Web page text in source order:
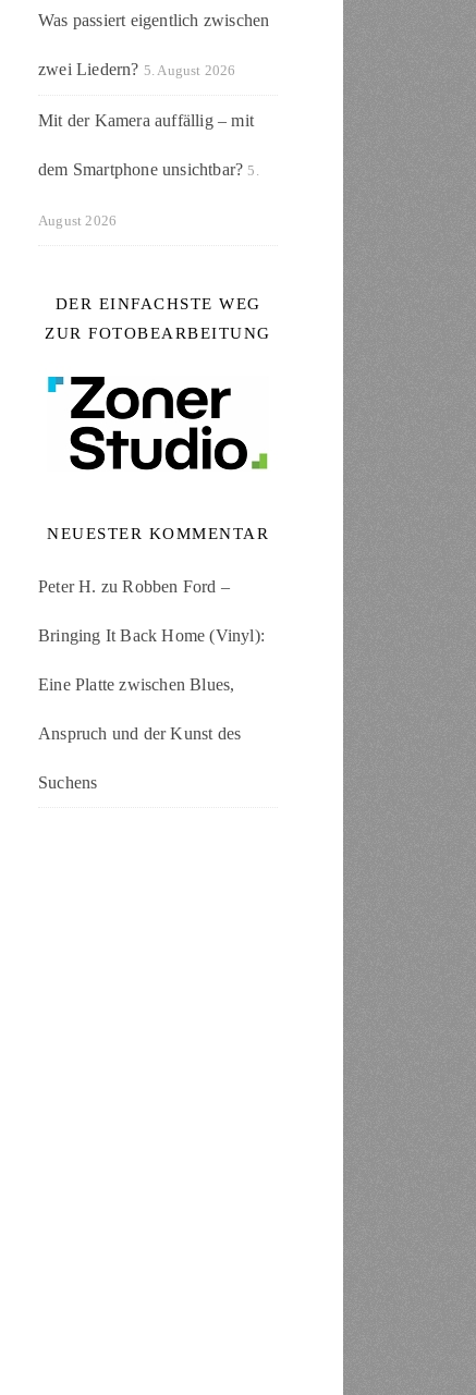
Was passiert eigentlich zwischen
zwei Liedern? 5. August 2026
Mit der Kamera auffällig – mit
dem Smartphone unsichtbar? 5.
August 2026
DER EINFACHSTE WEG
ZUR FOTOBEARBEITUNG
NEUESTER KOMMENTAR
Peter H. zuRobben Ford –
Bringing It Back Home (Vinyl):
Eine Platte zwischen Blues,
Anspruch und der Kunst des
Suchens